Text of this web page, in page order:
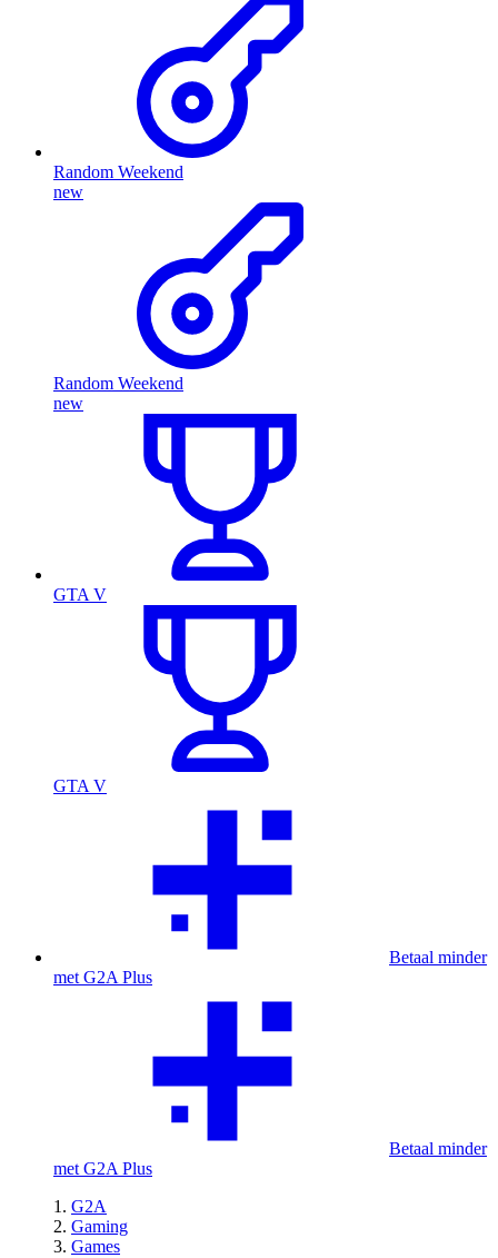
Random Weekend
new
Random Weekend
new
GTA V
GTA V
Betaal minder
met G2A Plus
Betaal minder
met G2A Plus
G2A
Gaming
Games